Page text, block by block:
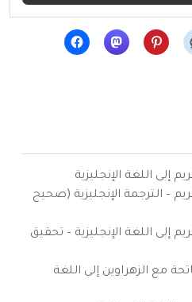
إلى اللغة الإنجليزية
– الترجمة الإنجليزية (صحيح
إلى اللغة الإنجليزية – تحقيق
مع الزهراوين إلى اللغة